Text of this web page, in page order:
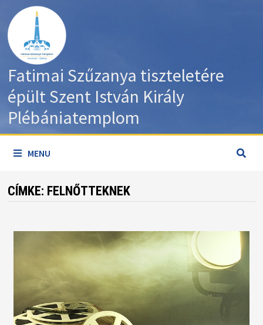
content
Fatimai Szűzanya tiszteletére
épült Szent István Király
Plébániatemplom
MENU
CÍMKE: FELNŐTTEKNEK